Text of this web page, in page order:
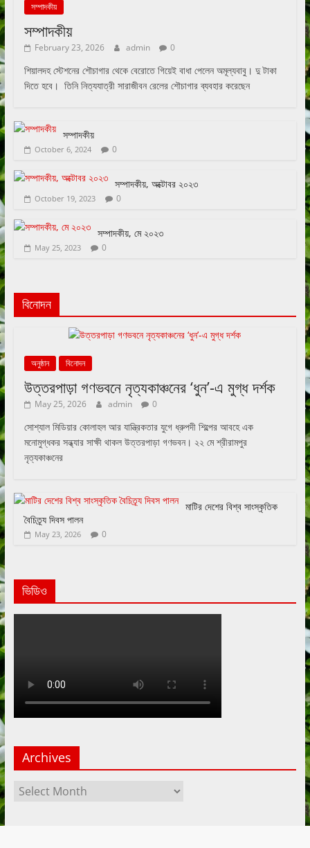
সম্পাদকীয়
সম্পাদকীয়
February 23, 2026 admin 0
শিয়ালদহ স্টেশনের শৌচাগার থেকে বেরোতে গিয়েই বাধা পেলেন অমূল্যবাবু। দু টাকা
দিতে হবে। তিনি নিত্যযাত্রী সারাজীবন রেলের শৌচাগার ব্যবহার করেছেন
সম্পাদকীয়
October 6, 2024 0
সম্পাদকীয়, অক্টোবর ২০২৩
October 19, 2023 0
সম্পাদকীয়, মে ২০২৩
May 25, 2023 0
বিনোদন
অনুষ্ঠান বিনোদন
উত্তরপাড়া গণভবনে নৃত্যকাঞ্চনের ‘ধুন’-এ মুগ্ধ দর্শক
May 25, 2026 admin 0
সোশ্যাল মিডিয়ার কোলাহল আর যান্ত্রিকতার যুগে ধ্রুপদী শিল্পের আবহে এক
মনোমুগ্ধকর সন্ধ্যার সাক্ষী থাকল উত্তরপাড়া গণভবন। ২২ মে শ্রীরামপুর
নৃত্যকাঞ্চনের
মাটির দেশের বিশ্ব সাংস্কৃতিক
বৈচিত্র্য দিবস পালন
May 23, 2026 0
ভিডিও
Archives
Archives